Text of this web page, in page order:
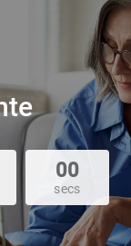
00
secs